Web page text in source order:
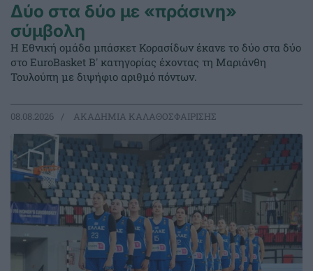
Δύο στα δύο με «πράσινη»
σύμβολη
Η Εθνική ομάδα μπάσκετ Κορασίδων έκανε το δύο στα δύο
στο EuroBasket Β' κατηγορίας έχοντας τη Μαριάνθη
Τουλούπη με διψήφιο αριθμό πόντων.
08.08.2026 ΑΚΑΔΗΜΙΑ ΚΑΛΑΘΟΣΦΑΙΡΙΣΗΣ